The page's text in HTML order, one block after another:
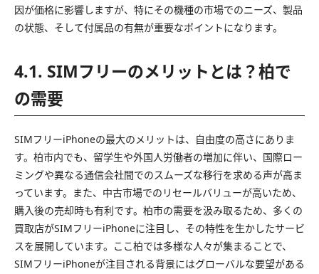
因が価格に影響しますが、特にその機種の市場でのニーズ、製品
の状態、そして付属品の有無が重要なポイントになります。
4.1. SIMフリーのメリットとは？柏で
の需要
SIMフリーiPhoneの最大のメリットは、自由度の高さにありま
す。柏市内でも、留学生や外国人労働者の増加に伴い、国際ロー
ミングや異なる通信会社間でのスムーズな移行を求める声が高ま
っています。また、中古市場でのリセールバリューが高いため、
購入後の売却時も有利です。柏市の需要を汲み取るため、多くの
買取店がSIMフリーiPhoneに注目し、その特性を生かしたサービ
スを展開しています。ここ柏では多様な人々が集まることで、
SIMフリーiPhoneが注目される背景にはグローバルな要望がある